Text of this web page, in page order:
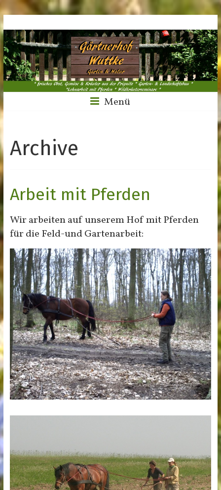
Menü
Archive
Arbeit mit Pferden
Wir arbeiten auf unserem Hof mit Pferden
für die Feld-und Gartenarbeit: